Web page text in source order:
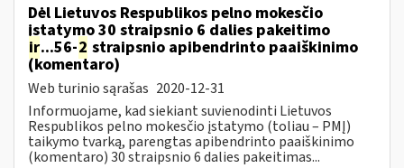
Dėl Lietuvos Respublikos pelno mokesčio
įstatymo 30 straipsnio 6 dalies pakeitimo
ir...56-2 straipsnio apibendrinto paaiškinimo
(komentaro)
Web turinio sąrašas 2020-12-31
Informuojame, kad siekiant suvienodinti Lietuvos
Respublikos pelno mokesčio įstatymo (toliau – PMĮ)
taikymo tvarką, parengtas apibendrinto paaiškinimo
(komentaro) 30 straipsnio 6 dalies pakeitimas...